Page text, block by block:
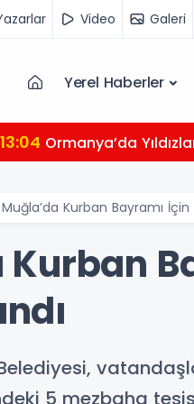
Video Galeri
Yerel Haberler
13:04 Ormanya’da
Muğla’da Kurban Bayramı İçin
5 mezbaha